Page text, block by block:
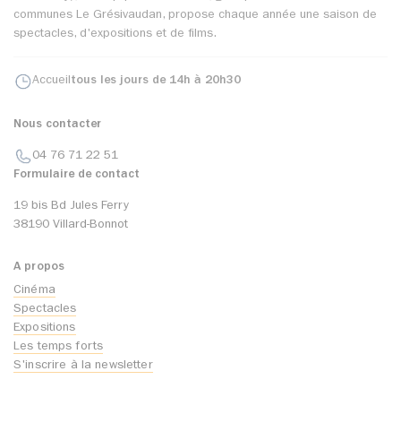
communes Le Grésivaudan, propose chaque année une saison de
spectacles, d'expositions et de films.
Accueiltous les jours de 14h à 20h30
Nous contacter
04 76 71 22 51
Formulaire de contact
19 bis Bd Jules Ferry
38190 Villard-Bonnot
A propos
Cinéma
Spectacles
Expositions
Les temps forts
S'inscrire à la newsletter